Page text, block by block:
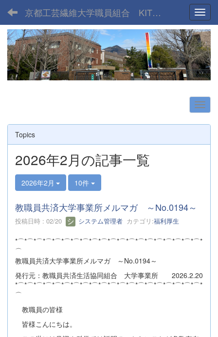
京都工芸繊維大学職員組合 KIT UNION
Topics
2026年2月の記事一覧
2026年2月 10件
教職員共済大学事業所メルマガ ～No.0194～
投稿日時 : 02/20 システム管理者 カテゴリ:福利厚生
*⌒*⌒*⌒*⌒*⌒*⌒*⌒*⌒*⌒*⌒*⌒*⌒*⌒*⌒*⌒*⌒*⌒*⌒*⌒*⌒*
⌒
教職員共済大学事業所メルマガ ～No.0194～
発行元：教職員共済生活協同組合 大学事業所 2026.2.20
*⌒*⌒*⌒*⌒*⌒*⌒*⌒*⌒*⌒*⌒*⌒*⌒*⌒*⌒*⌒*⌒*⌒*⌒*⌒*⌒*
⌒
教職員の皆様
皆様こんにちは。